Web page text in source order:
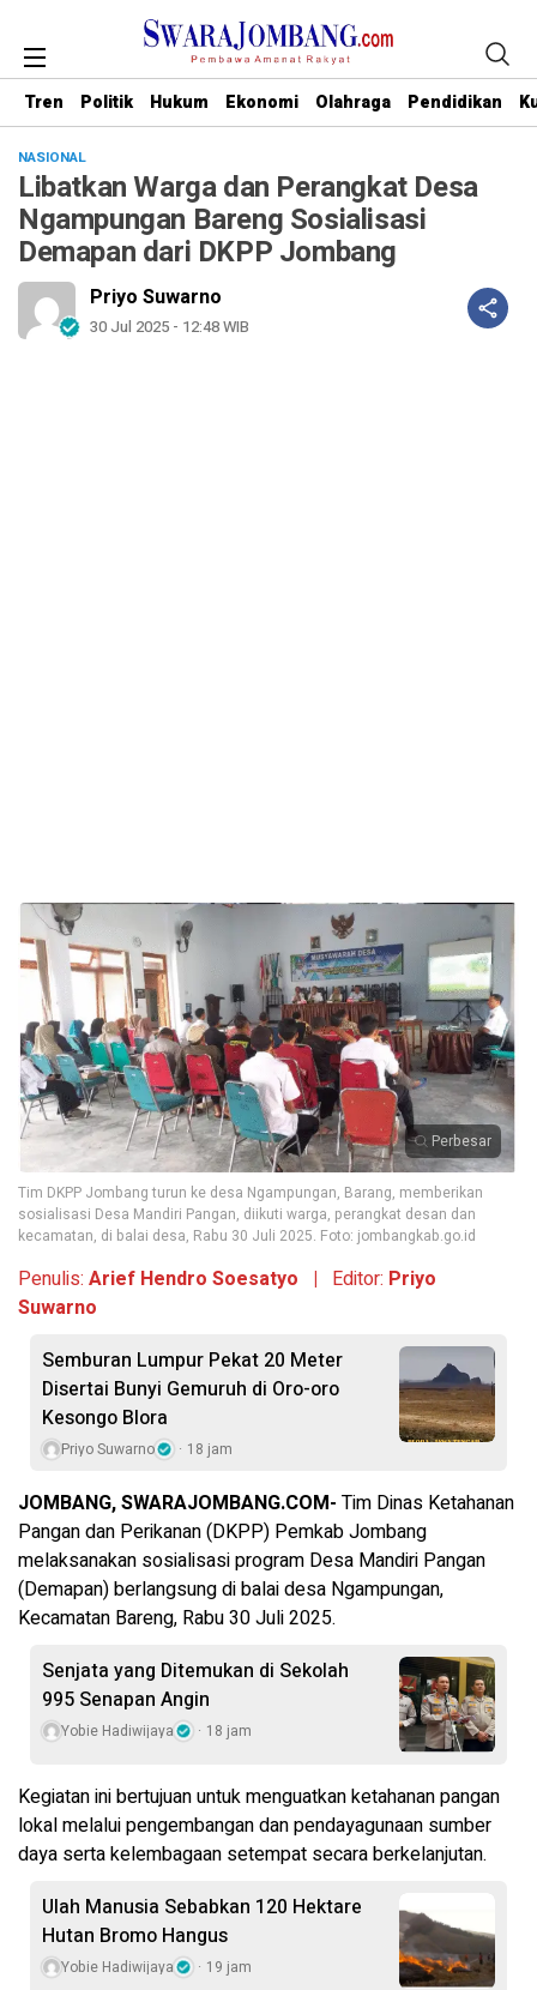
Tren Politik Hukum Ekonomi Olahraga Pendidikan
NASIONAL
Libatkan Warga dan Perangkat Desa
Ngampungan Bareng Sosialisasi
Demapan dari DKPP Jombang
Priyo Suwarno
30 Jul 2025 - 12:48 WIB
Perbesar
Tim DKPP Jombang turun ke desa Ngampungan, Barang, memberikan
sosialisasi Desa Mandiri Pangan, diikuti warga, perangkat desan dan
kecamatan, di balai desa, Rabu 30 Juli 2025. Foto: jombangkab.go.id
Penulis: Arief Hendro Soesatyo | Editor: Priyo
Suwarno
Semburan Lumpur Pekat 20 Meter
Disertai Bunyi Gemuruh di Oro-oro
Kesongo Blora
Priyo Suwarno 18 jam
JOMBANG, SWARAJOMBANG.COM- Tim Dinas Ketahanan
Pangan dan Perikanan (DKPP) Pemkab Jombang
melaksanakan sosialisasi program Desa Mandiri Pangan
(Demapan) berlangsung di balai desa Ngampungan,
Kecamatan Bareng, Rabu 30 Juli 2025.
Senjata yang Ditemukan di Sekolah
995 Senapan Angin
Yobie Hadiwijaya 18 jam
Kegiatan ini bertujuan untuk menguatkan ketahanan pangan
lokal melalui pengembangan dan pendayagunaan sumber
daya serta kelembagaan setempat secara berkelanjutan.
Ulah Manusia Sebabkan 120 Hektare
Hutan Bromo Hangus
Yobie Hadiwijaya 19 jam